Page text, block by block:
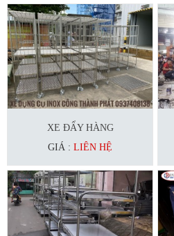
XE ĐẨY HÀNG
GIÁ : LIÊN HỆ